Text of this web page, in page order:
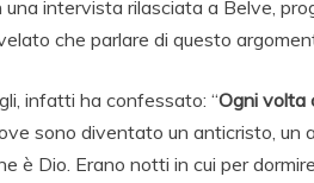
una intervista rilasciata a Belve,
che parlare di questo
infatti ha confessato: “Ogni volta
sono diventato un anticristo, un
è Dio. Erano notti in cui per